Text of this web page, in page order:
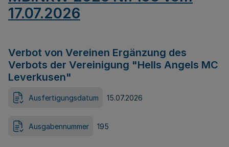
17.07.2026
Verbot von Vereinen Ergänzung des
Verbots der Vereinigung "Hells Angels MC
Leverkusen"
Ausfertigungsdatum 15.07.2026
Ausgabennummer 195